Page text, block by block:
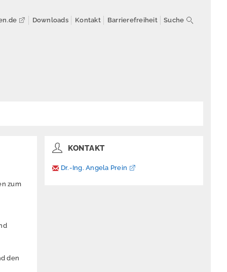
Downloads Kontakt Barrierefreiheit Suche
zum
den
KONTAKT
Dr.-Ing. Angela Prein